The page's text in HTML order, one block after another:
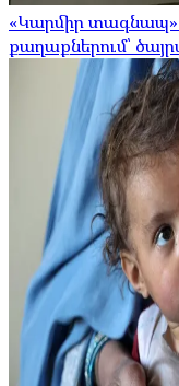
«Կարմիր տագնապ»
քաղաքներում՝